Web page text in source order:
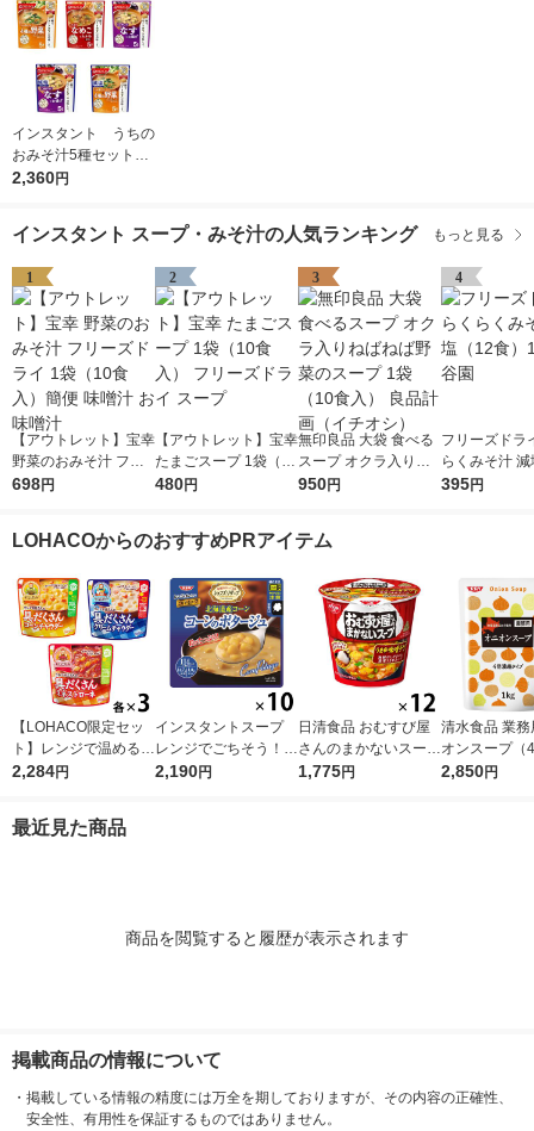
インスタント うちの
おみそ汁5種セット
1箱(25食入) アマノ
2,360円
インスタント スープ・みそ汁の人気ランキング もっと見る
1
【アウトレット】宝幸
野菜のおみそ汁 フリ
ーズドライ 1袋（10食
698円
2
【アウトレット】宝幸
たまごスープ 1袋（10
食入） フリーズドラ
480円
3
無印良品 大袋 食べる
スープ オクラ入りね
ばねば野菜のスープ 1
950円
4
フリーズドラ
らくみそ汁
食）1箱 永谷
395円
LOHACOからのおすすめPRアイテム
【LOHACO限定セッ
ト】レンジで温めるだ
け♪ 江崎グリコ クレ
セット（9食）
2,284円
インスタントスープ
レンジでごちそう！
コーンのポタージュ 1
2,190円
日清食品 おむすび屋
さんのまかないスープ
うま辛味噌チゲ 12個
1,775円
清水食品 業務
オンスープ（
タイプ）1kg
2,850円
最近見た商品
商品を閲覧すると履歴が表示されます
掲載商品の情報について
・ 掲載している情報の精度には万全を期しておりますが、その内容の正確性、
安全性、有用性を保証するものではありません。